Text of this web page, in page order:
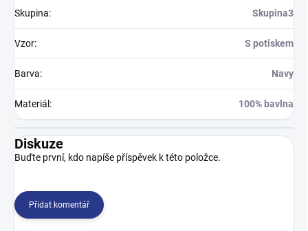
Skupina: Skupina3
Vzor: S potiskem
Barva: Navy
Materiál : 100% bavlna
Diskuze
Buďte první, kdo napíše příspěvek k této položce.
Přidat komentář